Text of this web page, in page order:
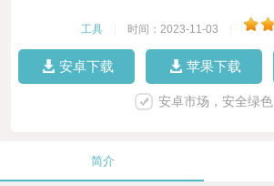
工具 时间：2023-11-03
安卓下载 苹果下载
安卓市场，安全绿色
简介